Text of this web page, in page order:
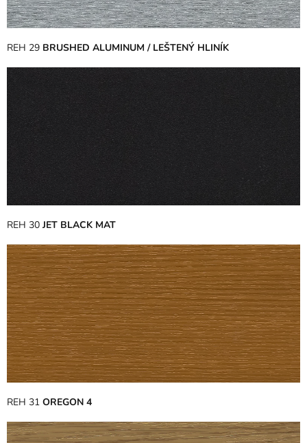
REH 29 BRUSHED ALUMINUM / LEŠTENÝ HLINÍK
REH 30JET BLACK MAT
REH 31 OREGON 4